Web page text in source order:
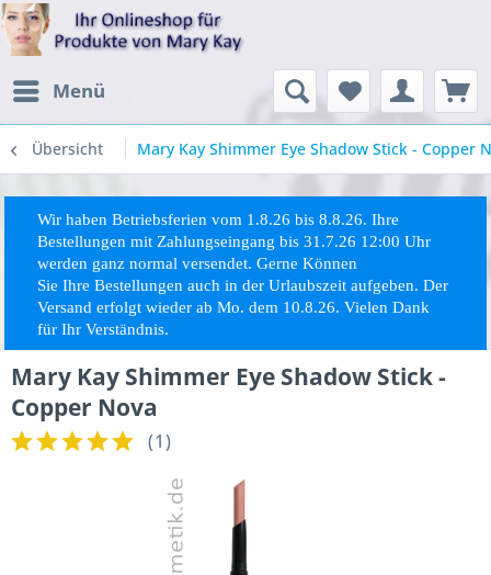
Menü
Übersicht Mary Kay Shimmer Eye Shadow Stick - Copper
Wir haben Betriebsferien vom 1.8.26 bis 8.8.26. Ihre
Bestellungen mit Zahlungseingang bis 31.7.26 12:00 Uhr
werden ganz normal versendet. Gerne Können
SieIhreBestellungen auch in der Urlaubszeit aufgeben. Der
Versand erfolgt wieder ab Mo. dem 10.8.26. Vielen Dank
für Ihr Verständnis.
Mary Kay Shimmer Eye Shadow Stick -
Copper Nova
(1)